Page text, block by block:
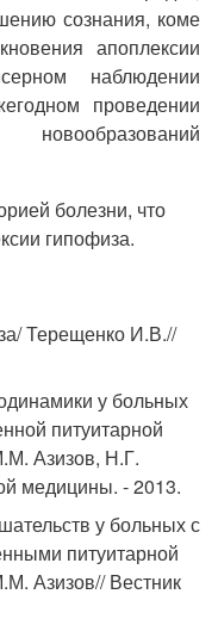
сознания, коме
апоплексии
наблюдении
проведении
болезни, что
гипофиза.
Терещенко И.В.//
у больных
питуитарной
Азизов, Н.Г.
медицины. - 2013.
у больных с
питуитарной
Азизов// Вестник